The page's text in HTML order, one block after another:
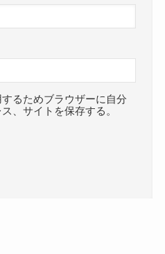
るためブラウザーに自分
、サイトを保存する。